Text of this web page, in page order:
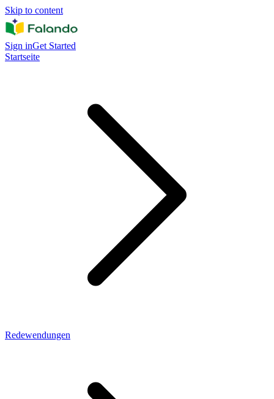
Skip to content
Sign inGet Started
Startseite
Redewendungen